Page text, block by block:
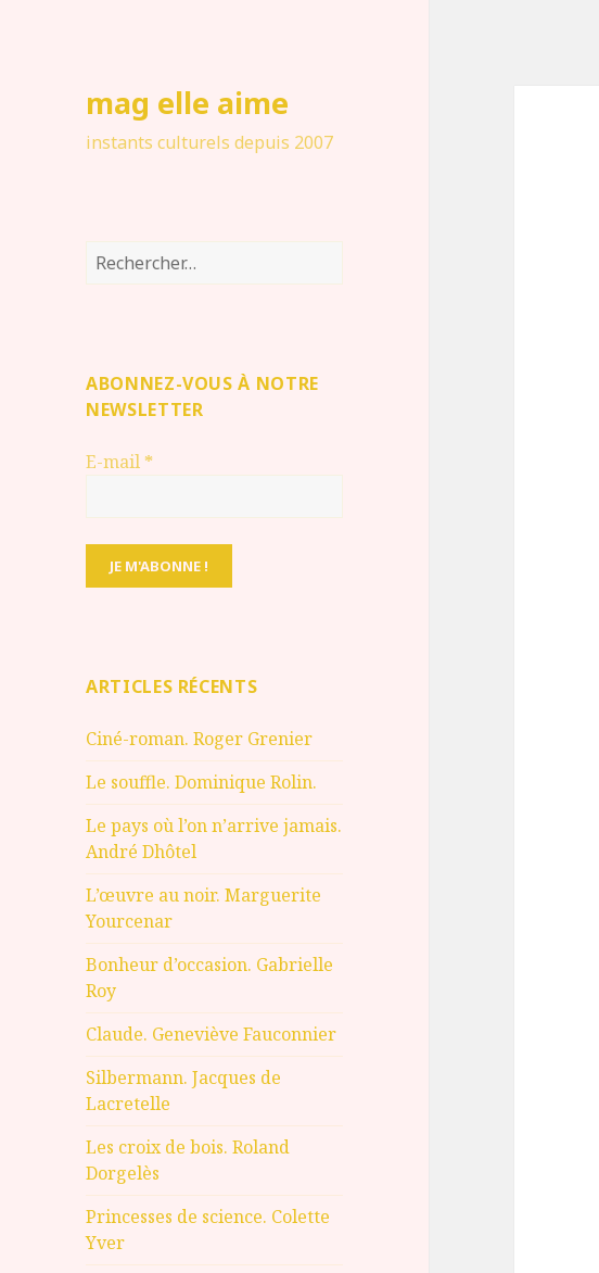
mag elle aime
instants culturels depuis 2007
Rechercher :
ABONNEZ-VOUS À NOTRE
NEWSLETTER
E-mail *
ARTICLES RÉCENTS
Ciné-roman. Roger Grenier
Le souffle. Dominique Rolin.
Le pays où l’on n’arrive jamais.
André Dhôtel
L’œuvre au noir. Marguerite
Yourcenar
Bonheur d’occasion. Gabrielle
Roy
Claude. Geneviève Fauconnier
Silbermann. Jacques de
Lacretelle
Les croix de bois. Roland
Dorgelès
Princesses de science. Colette
Yver